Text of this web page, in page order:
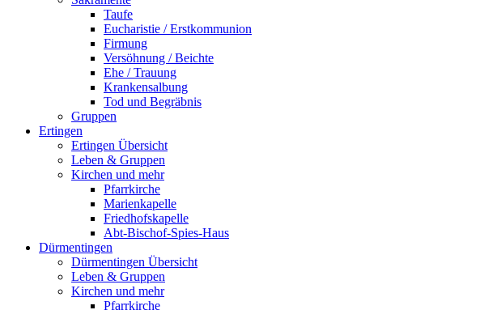
Taufe
Eucharistie / Erstkommunion
Firmung
Versöhnung / Beichte
Ehe / Trauung
Krankensalbung
Tod und Begräbnis
Gruppen
Ertingen
Ertingen Übersicht
Leben & Gruppen
Kirchen und mehr
Pfarrkirche
Marienkapelle
Friedhofskapelle
Abt-Bischof-Spies-Haus
Dürmentingen
Dürmentingen Übersicht
Leben & Gruppen
Kirchen und mehr
Pfarrkirche